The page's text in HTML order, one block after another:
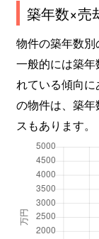
築年数×売
物件の築年数別
一般的には築
れている傾向
の物件は、築
スもあります。